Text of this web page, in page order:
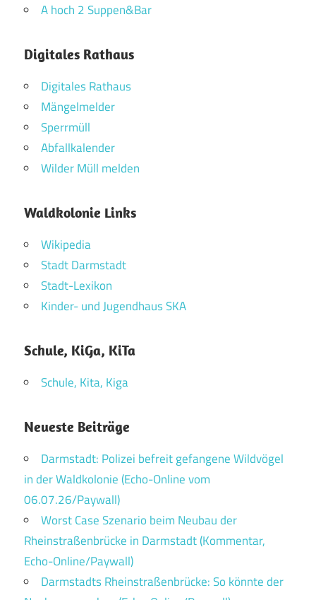
A hoch 2 Suppen&Bar
Digitales Rathaus
Digitales Rathaus
Mängelmelder
Sperrmüll
Abfallkalender
Wilder Müll melden
Waldkolonie Links
Wikipedia
Stadt Darmstadt
Stadt-Lexikon
Kinder- und Jugendhaus SKA
Schule, KiGa, KiTa
Schule, Kita, Kiga
Neueste Beiträge
Darmstadt: Polizei befreit gefangene Wildvögel
in der Waldkolonie (Echo-Online vom
06.07.26/Paywall)
Worst Case Szenario beim Neubau der
Rheinstraßenbrücke in Darmstadt (Kommentar,
Echo-Online/Paywall)
Darmstadts Rheinstraßenbrücke: So könnte der